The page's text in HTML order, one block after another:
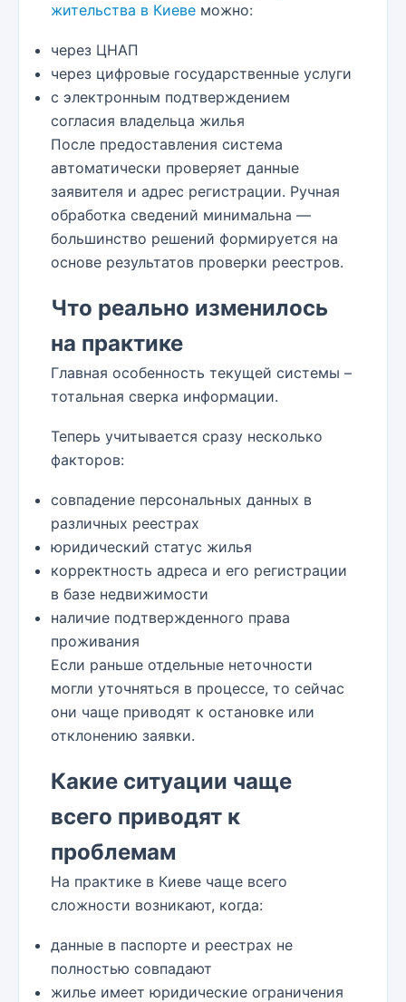
жительства в Киеве можно:
через ЦНАП
через цифровые государственные услуги
с электронным подтверждением
согласия владельца жилья
После предоставления система
автоматически проверяет данные
заявителя и адрес регистрации. Ручная
обработка сведений минимальна —
большинство решений формируется на
основе результатов проверки реестров.
Что реально изменилось
на практике
Главная особенность текущей системы –
тотальная сверка информации.
Теперь учитывается сразу несколько
факторов:
совпадение персональных данных в
различных реестрах
юридический статус жилья
корректность адреса и его регистрации
в базе недвижимости
наличие подтвержденного права
проживания
Если раньше отдельные неточности
могли уточняться в процессе, то сейчас
они чаще приводят к остановке или
отклонению заявки.
Какие ситуации чаще
всего приводят к
проблемам
На практике в Киеве чаще всего
сложности возникают, когда:
данные в паспорте и реестрах не
полностью совпадают
жилье имеет юридические ограничения